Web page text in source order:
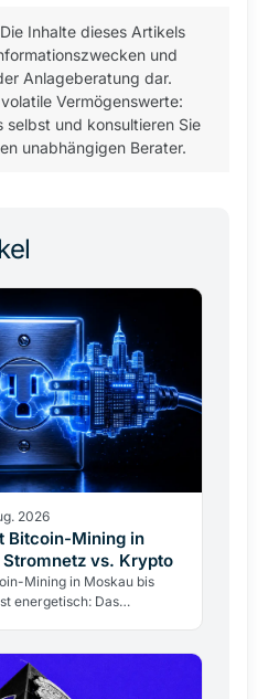
Die Inhalte dieses Artikels
und
Anlageberatung dar.
Vermögenswerte:
selbst und konsultieren Sie
unabhängigen Berater.
2026
Bitcoin-Mining in
vs. Krypto
Mining in Moskau bis
energetisch: Das